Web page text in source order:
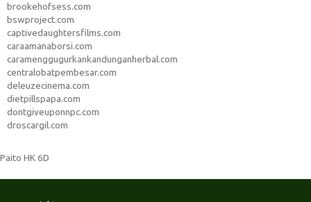
brookehofsess.com
bswproject.com
captivedaughtersfilms.com
caraamanaborsi.com
caramenggugurkankandunganherbal.com
centralobatpembesar.com
deleuzecinema.com
dietpillspapa.com
dontgiveuponnpc.com
droscargil.com
Paito HK 6D